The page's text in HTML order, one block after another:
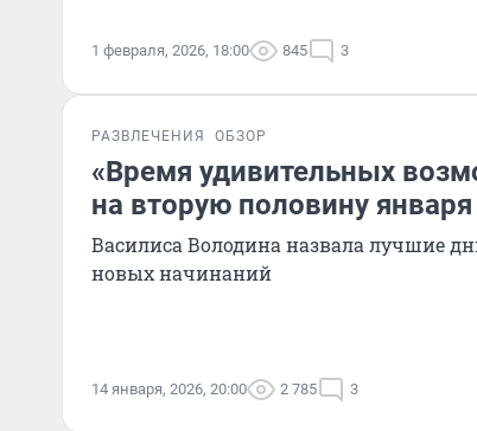
1 февраля, 2026, 18:00 845 3
РАЗВЛЕЧЕНИЯ ОБЗОР
«Время удивительных
на вторую половину января
Василиса Володина назвала лучшие
новых начинаний
14 января, 2026, 20:00 2 785 3